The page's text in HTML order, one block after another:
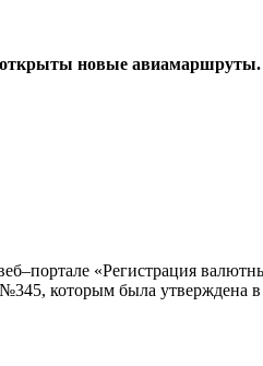
открыты новые
«Регистрация
которым была утверждена